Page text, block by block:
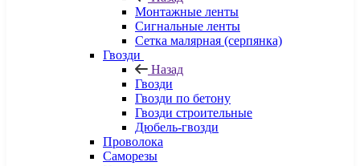
Монтажные ленты
Сигнальные ленты
Сетка малярная (серпянка)
Гвозди
Назад
Гвозди
Гвозди по бетону
Гвозди строительные
Дюбель-гвозди
Проволока
Саморезы